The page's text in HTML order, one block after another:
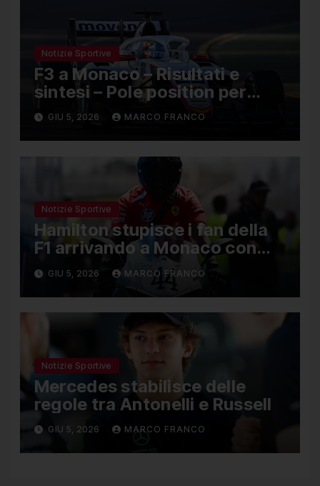
Notizie Sportive
F3 a Monaco – Risultati e
sintesi – Pole position per
Nael, Bruno del Pino ottavo
GIU 5, 2026 MARCO FRANCO
Notizie Sportive
Hamilton stupisce i fan della
F1 arrivando a Monaco con
una Ducati in edizione limitata
GIU 5, 2026 MARCO FRANCO
Notizie Sportive
Mercedes stabilisce delle
regole tra Antonelli e Russell
GIU 5, 2026 MARCO FRANCO